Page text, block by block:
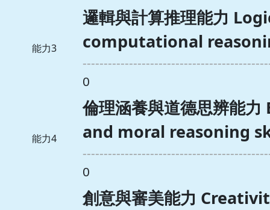
能力3
邏輯與計算推理能力
computational
0
能力4
倫理涵養與道德思辨能
and moral reasoning
0
創意與審美能力